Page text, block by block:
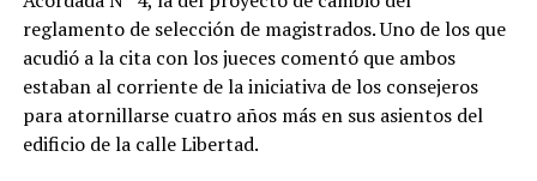
reglamento de selección de magistrados. Uno de los que
acudió a la cita con los jueces comentó que ambos
estaban al corriente de la iniciativa de los consejeros
para atornillarse cuatro años más en sus asientos del
edificio de la calle Libertad.